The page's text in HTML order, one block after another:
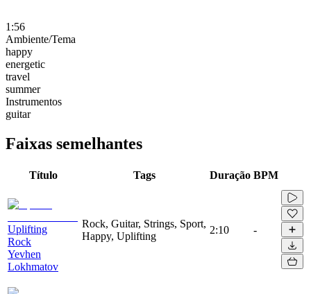
1:56
Ambiente/Tema
happy
energetic
travel
summer
Instrumentos
guitar
Faixas semelhantes
Título Tags Duração BPM
Uplifting
Rock
Yevhen
Lokhmatov
Rock, Guitar, Strings, Sport,
Happy, Uplifting
2:10 -